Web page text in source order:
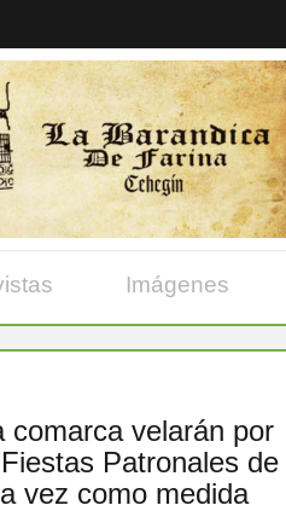
Imágenes
comarca velarán por
Patronales de
vez como medida